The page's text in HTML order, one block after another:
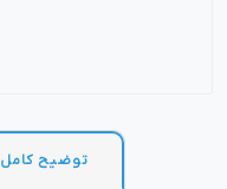
توضیح کامل